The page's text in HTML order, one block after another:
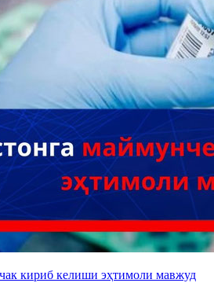
кириб келиши эҳтимоли мавжуд